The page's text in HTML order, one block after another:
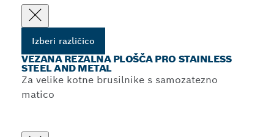
Izberi različico
VEZANA REZALNA PLOŠČA PRO STAINLESS
STEEL AND METAL
Za velike kotne brusilnike s samozatezno
matico